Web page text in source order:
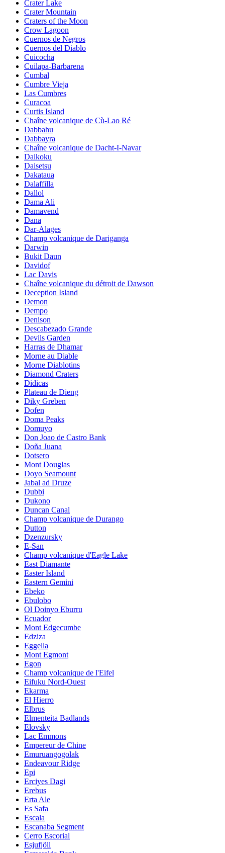
Crater Lake
Crater Mountain
Craters of the Moon
Crow Lagoon
Cuernos de Negros
Cuernos del Diablo
Cuicocha
Cuilapa-Barbarena
Cumbal
Cumbre Vieja
Las Cumbres
Curacoa
Curtis Island
Chaîne volcanique de Cù-Lao Ré
Dabbahu
Dabbayra
Chaîne volcanique de Dacht-I-Navar
Daikoku
Daisetsu
Dakataua
Dalaffilla
Dallol
Dama Ali
Damavend
Dana
Dar-Alages
Champ volcanique de Dariganga
Darwin
Bukit Daun
Davidof
Lac Davis
Chaîne volcanique du détroit de Dawson
Deception Island
Demon
Dempo
Denison
Descabezado Grande
Devils Garden
Harras de Dhamar
Morne au Diable
Morne Diablotins
Diamond Craters
Didicas
Plateau de Dieng
Diky Greben
Dofen
Doma Peaks
Domuyo
Don Joao de Castro Bank
Doña Juana
Dotsero
Mont Douglas
Doyo Seamount
Jabal ad Druze
Dubbi
Dukono
Duncan Canal
Champ volcanique de Durango
Dutton
Dzenzursky
E-San
Champ volcanique d'Eagle Lake
East Diamante
Easter Island
Eastern Gemini
Ebeko
Ebulobo
Ol Doinyo Eburru
Ecuador
Mont Edgecumbe
Edziza
Eggella
Mont Egmont
Egon
Champ volcanique de l'Eifel
Eifuku Nord-Ouest
Ekarma
El Hierro
Elbrus
Elmenteita Badlands
Elovsky
Lac Emmons
Empereur de Chine
Emuruangogolak
Endeavour Ridge
Epi
Erciyes Dagi
Erebus
Erta Ale
Es Safa
Escala
Escanaba Segment
Cerro Escorial
Esjufjöll